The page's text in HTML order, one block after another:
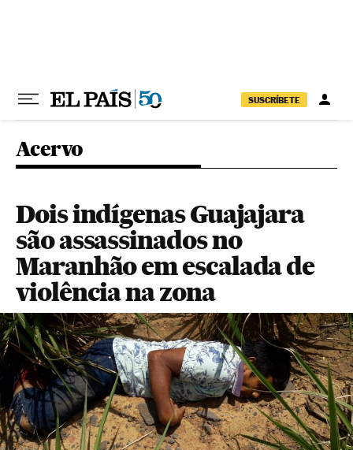
SUSCRÍBETE
Acervo
Dois indígenas Guajajara
são assassinados no
Maranhão em escalada de
violência na zona